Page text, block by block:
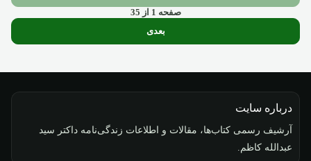
صفحه 1 از 35
بعدی
درباره سایت
آرشیف رسمی کتاب‌ها، مقالات و اطلاعات زندگی‌نامه داکتر سید
عبدالله کاظم.